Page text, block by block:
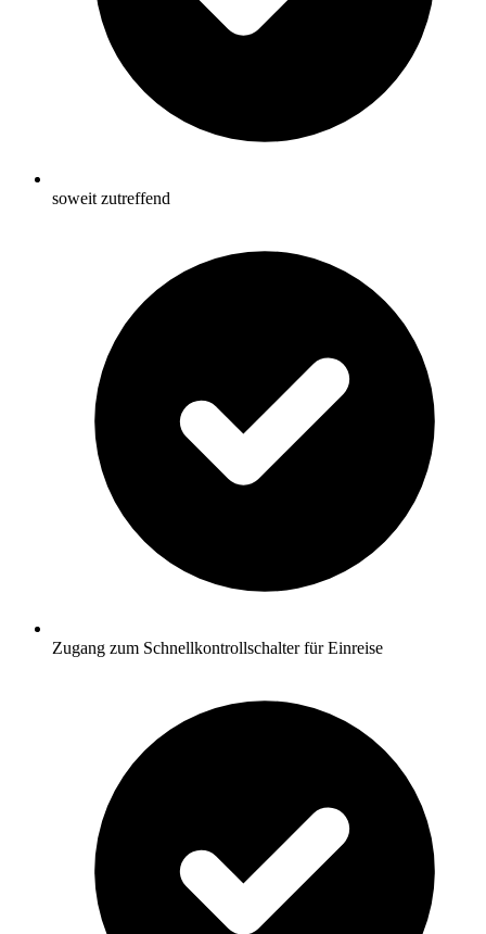
soweit zutreffend
Zugang zum Schnellkontrollschalter für Einreise